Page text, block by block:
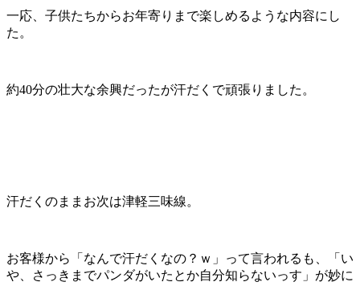
一応、子供たちからお年寄りまで楽しめるような内容にし
た。
約40分の壮大な余興だったが汗だくで頑張りました。
汗だくのままお次は津軽三味線。
お客様から「なんで汗だくなの？ｗ」って言われるも、「い
や、さっきまでパンダがいたとか自分知らないっす」が妙に